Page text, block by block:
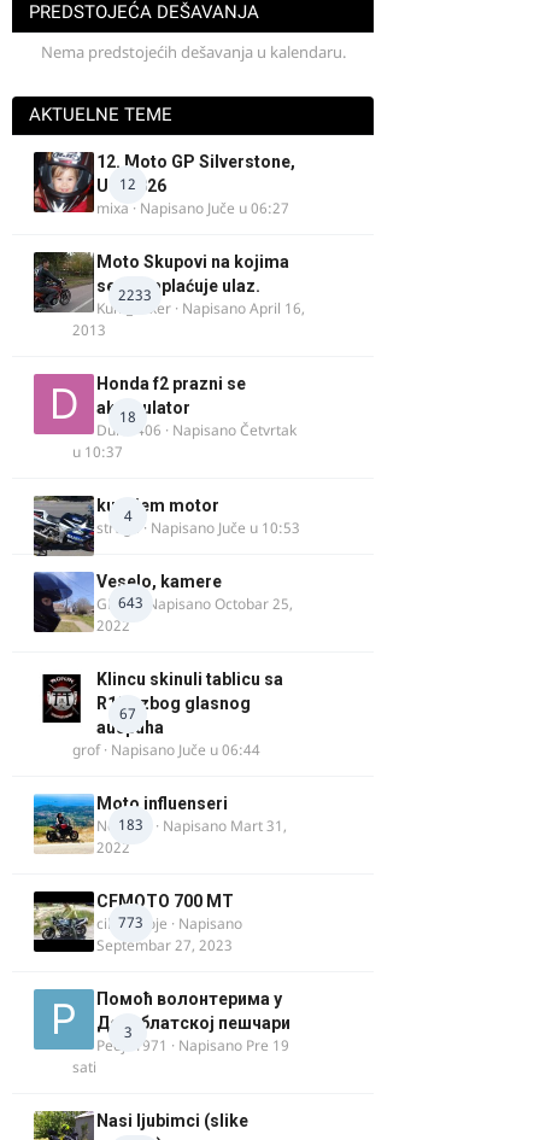
PREDSTOJEĆA DEŠAVANJA
Nema predstojećih dešavanja u kalendaru.
AKTUELNE TEME
12
12. Moto GP Silverstone,
UK, 2026
mixa · Napisano Juče u 06:27
2233
Moto Skupovi na kojima
se ne naplaćuje ulaz.
Kum_Mixer · NapisanoApril 16,
2013
18
Honda f2 prazni se
akomulator
Dule1406 · NapisanoČetvrtak
u 10:37
4
kupujem motor
strugo · Napisano Juče u 10:53
643
Veselo, kamere
GR 46· NapisanoOctobar 25,
2022
67
Klincu skinuli tablicu sa
R125 zbog glasnog
auspuha
grof· Napisano Juče u 06:44
183
Moto influenseri
Nolanka · Napisano Mart 31,
2022
773
CFMOTO 700 MT
cika miloje · Napisano
Septembar 27, 2023
3
Помоћ волонтерима у
Делиблатској пешчари
Pedja1971 · Napisano Pre 19
sati
Nasi ljubimci (slike